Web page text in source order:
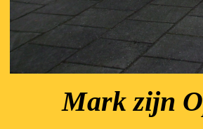
Mark zijn